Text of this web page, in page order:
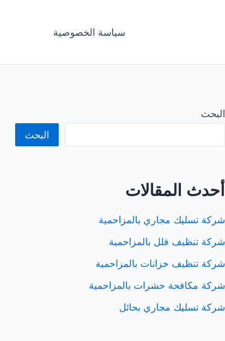
سياسة الخصوصية
البحث
البحث
أحدث المقالات
شركة تسليك مجاري بالمزاحمية
شركة تنظيف فلل بالمزاحمية
شركة تنظيف خزانات بالمزاحمية
شركة مكافحة حشرات بالمزاحمية
شركة تسليك مجاري بحائل